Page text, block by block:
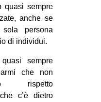
quasi sempre
anche se
persona
di individui.
sempre
che non
rispetto
c’è dietro